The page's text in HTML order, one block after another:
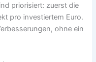
priorisiert: zuerst die
pro investiertem Euro.
ohne ein